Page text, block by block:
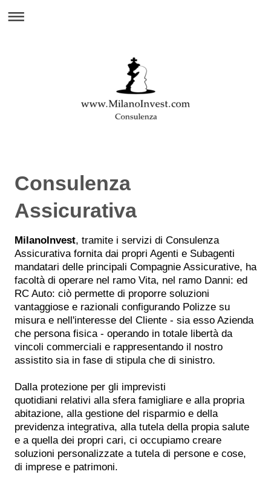
Consulenza
Assicurativa
MilanoInvest, tramite i servizi di Consulenza
Assicurativa fornita dai propri Agenti e Subagenti
mandatari delle principali Compagnie Assicurative, ha
facoltà di operare nel ramo Vita, nel ramo Danni: ed
RC Auto: ciò permette di proporre soluzioni
vantaggiose e razionali configurando Polizze su
misura e nell'interesse del Cliente - sia esso Azienda
che persona fisica - operando in totale libertà da
vincoli commerciali e rappresentando il nostro
assistito sia in fase di stipula che di sinistro.
Dalla protezione per gli imprevisti
quotidiani relativi alla sfera famigliare e alla propria
abitazione, alla gestione del risparmio e della
previdenza integrativa, alla tutela della propia salute
e a quella dei propri cari, ci occupiamo creare
soluzioni personalizzate a tutela di persone e cose,
di imprese e patrimoni.